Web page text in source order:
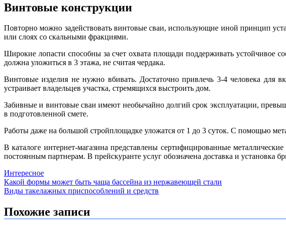
Винтовые конструкции
Повторно можно задействовать винтовые сваи, использующие иной принцип
или слоях со скальными фракциями.
Широкие лопасти способны за счет охвата площади поддерживать устойчивое
должна уложиться в 3 этажа, не считая чердака.
Винтовые изделия не нужно вбивать. Достаточно привлечь 3-4 человека для
устраивает владельцев участка, стремящихся выстроить дом.
Забивные и винтовые сваи имеют необычайно долгий срок эксплуатации,
в подготовленной смете.
Работы даже на большой стройплощадке уложатся от 1 до 3 суток. С помощью
В каталоге интернет-магазина представлены сертифицированные
постоянным партнерам. В прейскуранте услуг обозначена доставка и установка
Интересное
Навигация
по
записям
Какой формы может быть чаща бассейна из нержавеющей стали
Виды такелажных приспособлений и средств
Похожие записи